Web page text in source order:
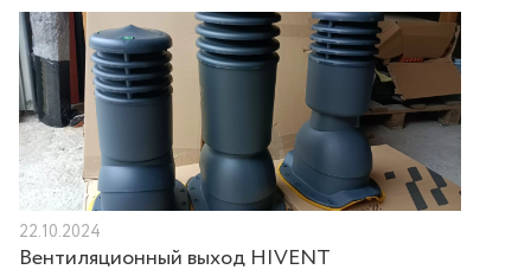
22.10.2024
Вентиляционный выход HIVENT